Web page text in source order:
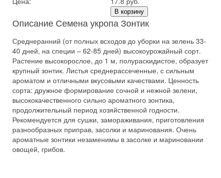
В корзину
Описание Семена укропа Зонтик
Среднеранний (от полных всходов до уборки на зелень 33-
40 дней, на специи – 62-85 дней) высокоурожайный сорт.
Растение высокорослое, до 1 м, полураскидистое, образует
крупный зонтик. Листья среднерассеченные, с сильным
ароматом и отличными вкусовыми качествами. Ценность
сорта: дружное формирование сочной и нежной зелени,
высококачественного сильно ароматного зонтика,
продолжительный период хозяйственной годности.
Рекомендуется для сушки, замораживания, приготовления
разнообразных приправ, засолки и маринования. Очень
ароматные зонтики незаменимы в засолке и мариновании
овощей, грибов.